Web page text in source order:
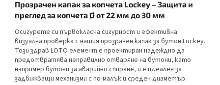
Прозрачен капак за копчета Lockey – Защита и
преглед за копчета Ø от 22 мм до 30 мм
Осигурете си първокласна сигурност и ефективна
визуална проверка с нашия прозрачен капак за бутон Lockey.
Този здрав LOTO елемент е проектиран надеждно да
предотвратява неправилно отваряне на бутони, като
например бутони за аварийно спиране, и е идеален за
задвижващи механизми с по-малък и среден диаметър.